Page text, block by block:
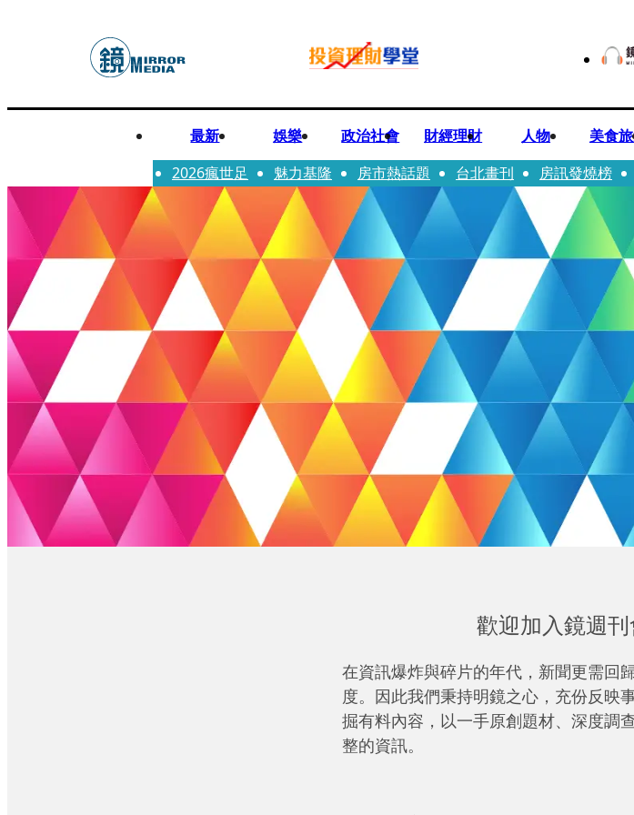
最新 娛樂 政治社會 財經理財 人物 美食
2026瘋世足
魅力基隆 房市熱話題 台北畫刊 房訊發燒榜
歡迎加入鏡週
在資訊爆炸與碎片的年代，新聞更需回
度。因此我們秉持明鏡之心，充份反映
掘有料內容，以一手原創題材、深度調
整的資訊。